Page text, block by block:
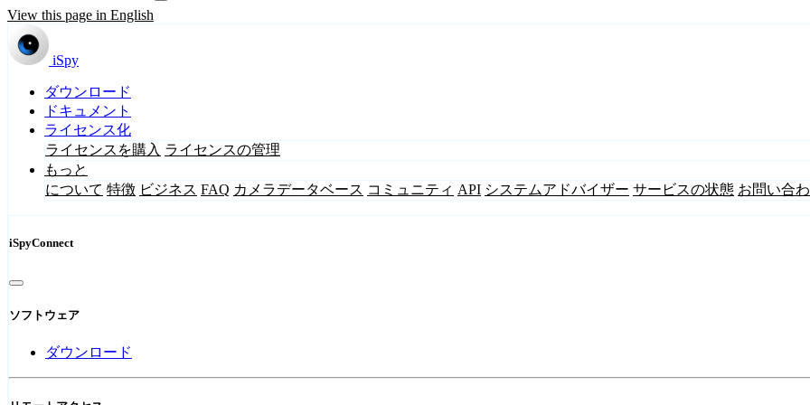
View this page in English
iSpy
ダウンロード
ドキュメント
ライセンス化
ライセンスを購入 ライセンスの管理
もっと
について 特徴 ビジネス FAQ カメラデータベース コミュニティ API システムアドバイザー サービスの状態 お問い合
iSpyConnect
ソフトウェア
ダウンロード